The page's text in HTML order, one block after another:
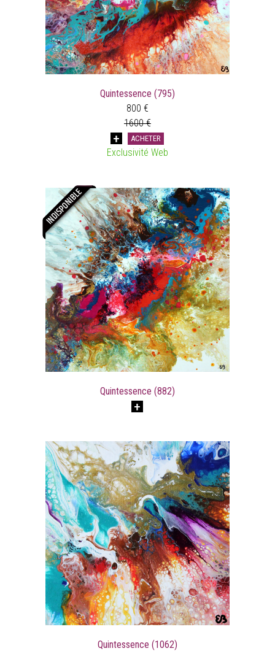
Quintessence (795)
800 €
1600 €
ACHETER
Exclusivité Web
Quintessence (882)
Quintessence (1062)